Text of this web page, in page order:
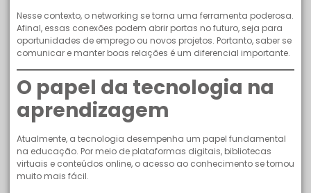
Nesse contexto, o networking se torna uma ferramenta poderosa.
Afinal, essas conexões podem abrir portas no futuro, seja para
oportunidades de emprego ou novos projetos. Portanto, saber se
comunicar e manter boas relações é um diferencial importante.
O papel da tecnologia na
aprendizagem
Atualmente, a tecnologia desempenha um papel fundamental
na educação. Por meio de plataformas digitais, bibliotecas
virtuais e conteúdos online, o acesso ao conhecimento se tornou
muito mais fácil.